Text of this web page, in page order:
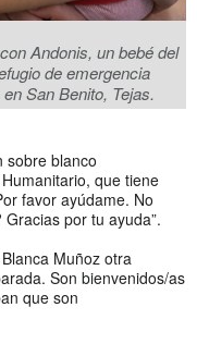
Andonis, un bebé del
de emergencia
San Benito, Tejas.
sobre blanco
que tiene
favor ayúdame. No
por tu ayuda”.
Muñoz otra
Son bienvenidos/as
que son